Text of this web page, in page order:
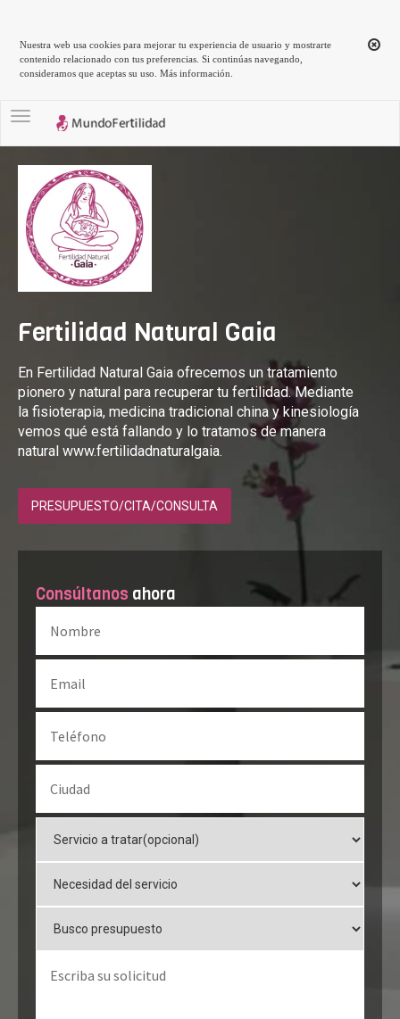
Nuestra web usa cookies para mejorar tu experiencia de usuario y mostrarte
contenido relacionado con tus preferencias. Si continúas navegando,
consideramos que aceptas su uso.Más información
Toggle navigation
Fertilidad Natural Gaia
En Fertilidad Natural Gaia ofrecemos un tratamiento
pionero y natural para recuperar tu fertilidad. Mediante
la fisioterapia, medicina tradicional china y kinesiología
vemos qué está fallando y lo tratamos de manera
natural www.fertilidadnaturalgaia.
PRESUPUESTO/CITA/CONSULTA
Consúltanos ahora